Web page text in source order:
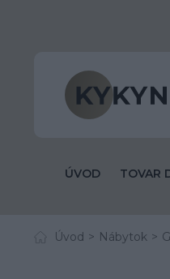
ÚVOD TOVAR
Úvod Nábytok